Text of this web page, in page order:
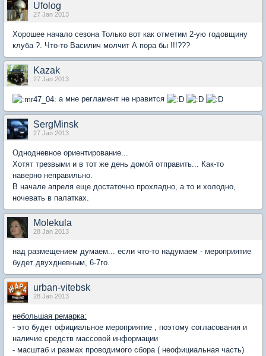
Ufolog
27 Jan 2013
Хорошее начало сезона Только вот как отметим 2-ую годовщину
клуба ?. Что-то Василич молчит А пора бы !!!???
Kazak
27 Jan 2013
а мне регламент не нравится
SergMinsk
27 Jan 2013
Однодневное ориентирование...
Хотят трезвыми и в тот же день домой отправить... Как-то
наверно неправильно.
В начале апреля еще достаточно прохладно, а то и холодно,
ночевать в палатках.
Molekula
28 Jan 2013
над размещением думаем... если что-то надумаем - мероприятие
будет двухдневным, 6-7го.
urban-vitebsk
28 Jan 2013
небольшая ремарка:
- это будет официальное мероприятие , поэтому согласования и
наличие средств массовой информации
- масштаб и размах проводимого сбора ( неофициальная часть)